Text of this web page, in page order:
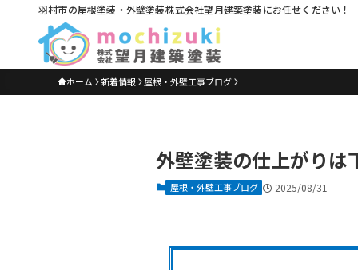
羽村市の屋根塗装・外壁塗装株式会社望月建築塗装にお任せください！
ホーム 新着情報 屋根・外壁工事ブログ
外壁塗装の仕上がりは
屋根・外壁工事ブログ 2025/08/31